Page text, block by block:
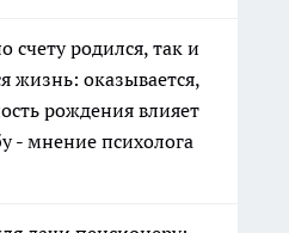
счету родился, так и
жизнь: оказывается,
рождения влияет
- мнение психолога